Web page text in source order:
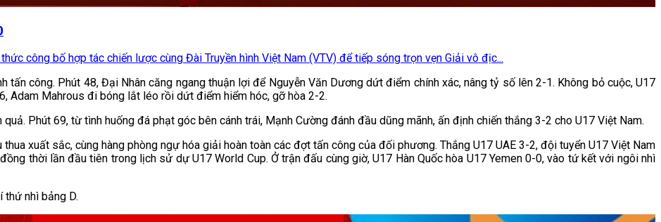
công bố hợp tác chiến lược cùng Đài Truyền hình Việt Nam (VTV) để tiếp sóng trọn vẹn Giải vô địc...
tấn công. Phút 48, Đại Nhân căng ngang thuận lợi để Nguyễn Văn Dương dứt điểm chính xác, nâng tỷ số lên 2-1. Không bỏ cuộc, U17
Adam Mahrous đi bóng lắt léo rồi dứt điểm hiểm hóc, gỡ hòa 2-2.
Phút 69, từ tình huống đá phạt góc bên cánh trái, Mạnh Cường đánh đầu dũng mãnh, ấn định chiến thắng 3-2 cho U17 Việt Nam.
xuất sắc, cùng hàng phòng ngự hóa giải hoàn toàn các đợt tấn công của đối phương. Thắng U17 UAE 3-2, đội tuyển U17 Việt Nam
thời lần đầu tiên trong lịch sử dự U17 World Cup. Ở trận đấu cùng giờ, U17 Hàn Quốc hòa U17 Yemen 0-0, vào tứ kết với ngôi nhì
thứ nhì bảng D.